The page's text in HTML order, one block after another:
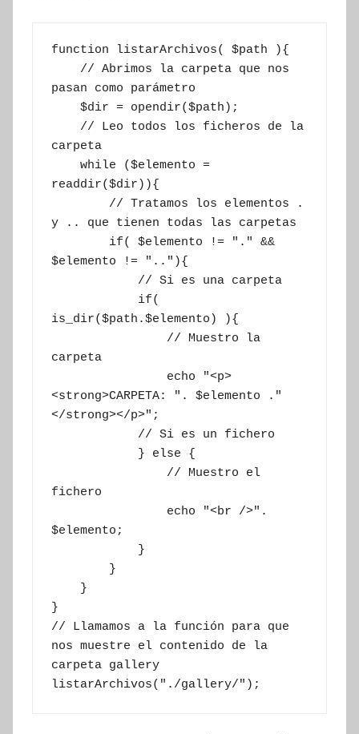
s
function listarArchivos( $path ){
// Abrimos la carpeta que nos
pasan como parámetro
$dir = opendir($path);
// Leo todos los ficheros de la
carpeta
while ($elemento =
readdir($dir)){
// Tratamos los elementos .
y .. que tienen todas las carpetas
if( $elemento != "." &&
$elemento != ".."){
// Si es una carpeta
if(
is_dir($path.$elemento) ){
// Muestro la
carpeta
echo "<p>
<strong>CARPETA: ". $elemento ."
</strong></p>";
// Si es un fichero
} else {
// Muestro el
fichero
echo "<br />".
$elemento;
}
}
}
}
// Llamamos a la función para que
nos muestre el contenido de la
carpeta gallery
listarArchivos("./gallery/");